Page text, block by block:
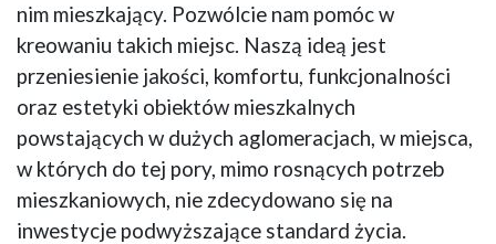
nim mieszkający. Pozwólcie nam pomóc w
kreowaniu takich miejsc. Naszą ideą jest
przeniesienie jakości, komfortu, funkcjonalności
oraz estetyki obiektów mieszkalnych
powstających w dużych aglomeracjach, w miejsca,
w których do tej pory, mimo rosnących potrzeb
mieszkaniowych, nie zdecydowano się na
inwestycje podwyższające standard życia.